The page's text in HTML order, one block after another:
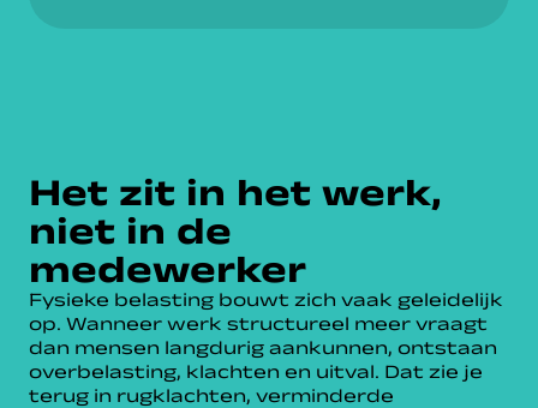
Het zit in het werk,
niet in de
medewerker
Fysieke belasting bouwt zich vaak geleidelijk
op. Wanneer werk structureel meer vraagt
dan mensen langdurig aankunnen, ontstaan
overbelasting, klachten en uitval. Dat zie je
terug in rugklachten, verminderde